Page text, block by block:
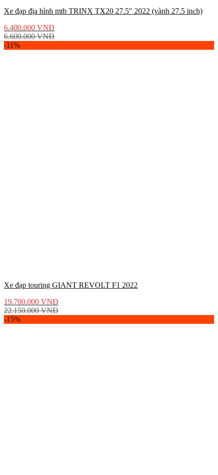
Xe đạp địa hình mtb TRINX TX20 27.5″ 2022 (vành 27.5 inch)
6.400.000 VNĐ
6.600.000VNĐ
-11%
Xe đạp touring GIANT REVOLT F1 2022
19.700.000 VNĐ
22.150.000VNĐ
-15%